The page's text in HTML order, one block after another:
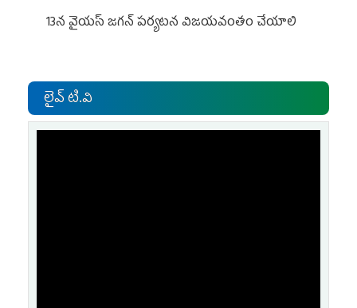
13న వైయస్‌ జగన్‌ పర్యటన విజయవంతం చేయాలి
లైవ్ టి.వి